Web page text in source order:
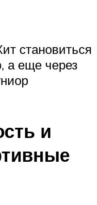
становиться
а еще через
и